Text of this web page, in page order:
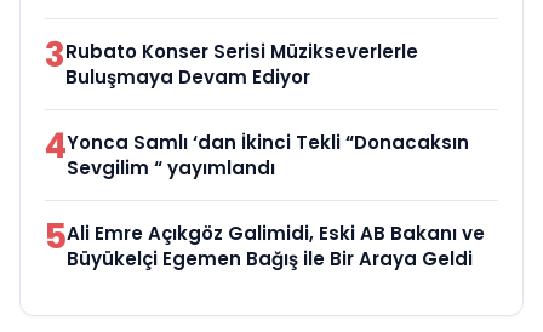
3Rubato Konser Serisi Müzikseverlerle
Buluşmaya Devam Ediyor
4Yonca Samlı ‘dan İkinci Tekli “Donacaksın
Sevgilim “ yayımlandı
5Ali Emre Açıkgöz Galimidi, Eski AB Bakanı ve
Büyükelçi Egemen Bağış ile Bir Araya Geldi